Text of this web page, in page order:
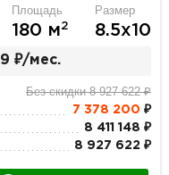
Площадь
180 м2
Размер
8.5х10
₽/мес.
Без скидки 8 927 622 ₽
7 378 200 ₽
8 411 148 ₽
8 927 622 ₽